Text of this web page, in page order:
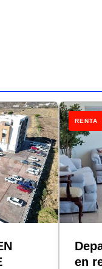
RENTA
en